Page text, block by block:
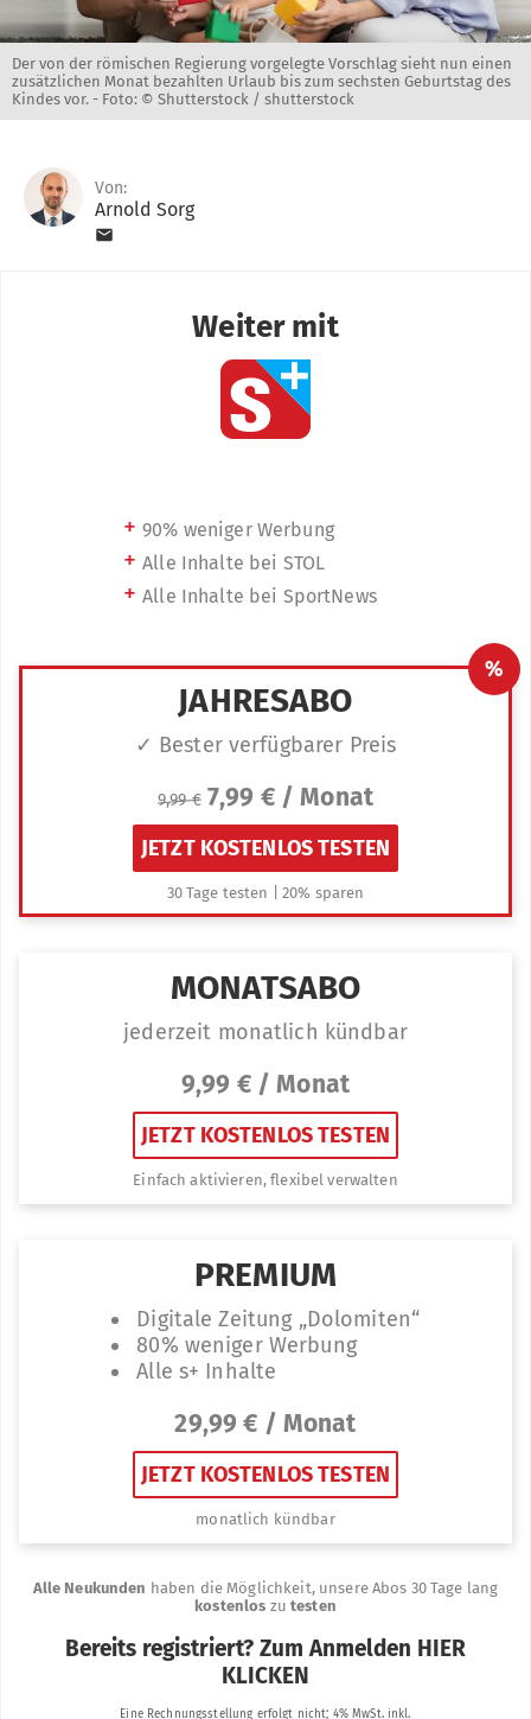
Der von der römischen Regierung vorgelegte Vorschlag sieht nun einen
zusätzlichen Monat bezahlten Urlaub bis zum sechsten Geburtstag des
Kindes vor. - Foto: © Shutterstock / shutterstock
Von:
Arnold Sorg